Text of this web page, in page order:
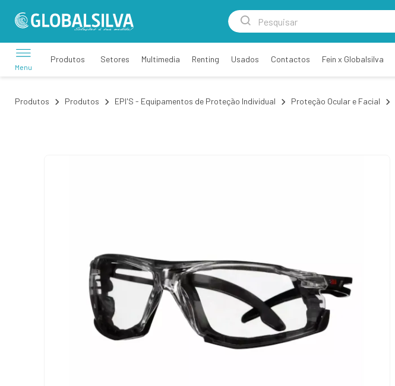
Menu
Produtos Setores Multimedia Renting Usados Contactos Fein x Globalsilva
Produtos Produtos EPI'S - Equipamentos de Proteção Individual Proteção Ocular e Facial